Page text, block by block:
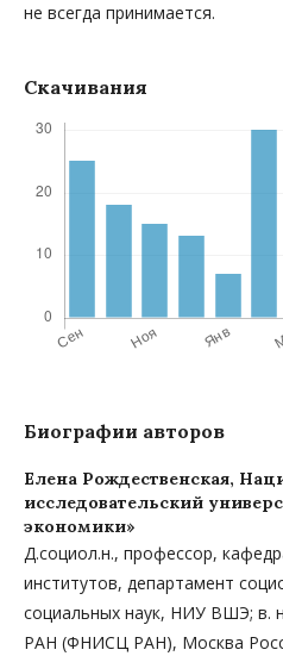
не всегда принимается.
Скачивания
Биографии авторов
Елена Рождественская,
исследовательский
экономики»
Д.социол.н., профессор,
институтов, департамент
социальных наук, НИУ ВШЭ; в.
РАН (ФНИСЦ РАН), Москва